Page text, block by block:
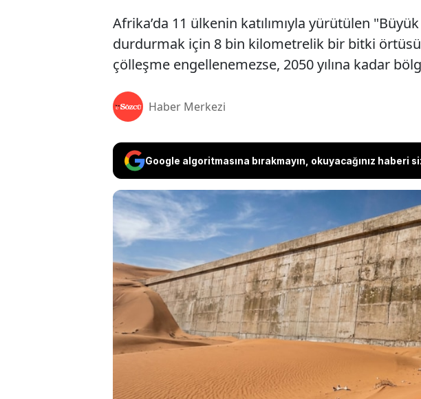
Afrika’da 11 ülkenin katılımıyla yürütülen
durdurmak için 8 bin kilometrelik bir bitki
çölleşme engellenemezse, 2050 yılına kadar
Haber Merkezi
Google algoritmasına bırakmayın, okuyacağınız haberi
Afrika’da 11 ülkenin katılımıyla
projesiyle, Sahra Çölü’nün
kilometrelik bir bitki örtüsü kuşağı
verilerine göre çölleşme
bölgedeki 250 milyon insanın göç